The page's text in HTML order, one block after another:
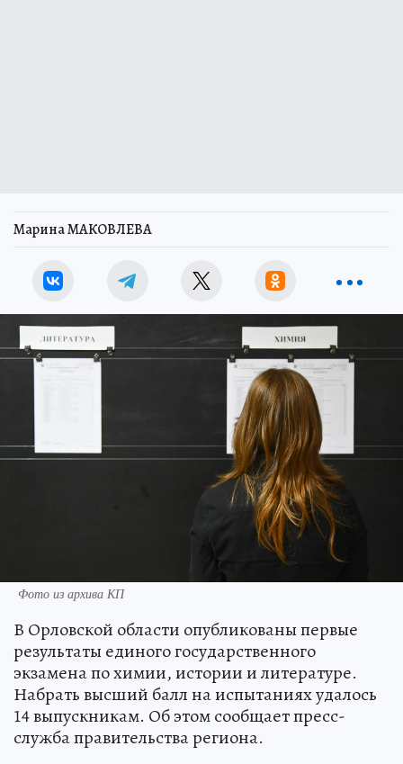
Марина МАКОВЛЕВА
Фото из архива КП
В Орловской области опубликованы первые
результаты единого государственного
экзамена по химии, истории и литературе.
Набрать высший балл на испытаниях удалось
14 выпускникам. Об этом сообщает пресс-
служба правительства региона.